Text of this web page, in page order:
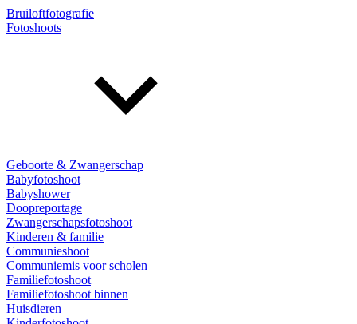
Bruiloftfotografie
Fotoshoots
Geboorte & Zwangerschap
Babyfotoshoot
Babyshower
Doopreportage
Zwangerschapsfotoshoot
Kinderen & familie
Communieshoot
Communiemis voor scholen
Familiefotoshoot
Familiefotoshoot binnen
Huisdieren